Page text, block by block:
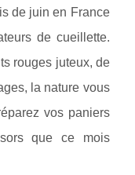
de juin en France
de cueillette.
rouges juteux, de
la nature vous
vos paniers
que ce mois